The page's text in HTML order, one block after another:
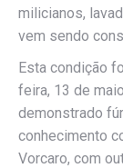
milicianos,
vem sendo
Esta condição
feira, 13 de
demonstrado
conhecimento
Vorcaro, com